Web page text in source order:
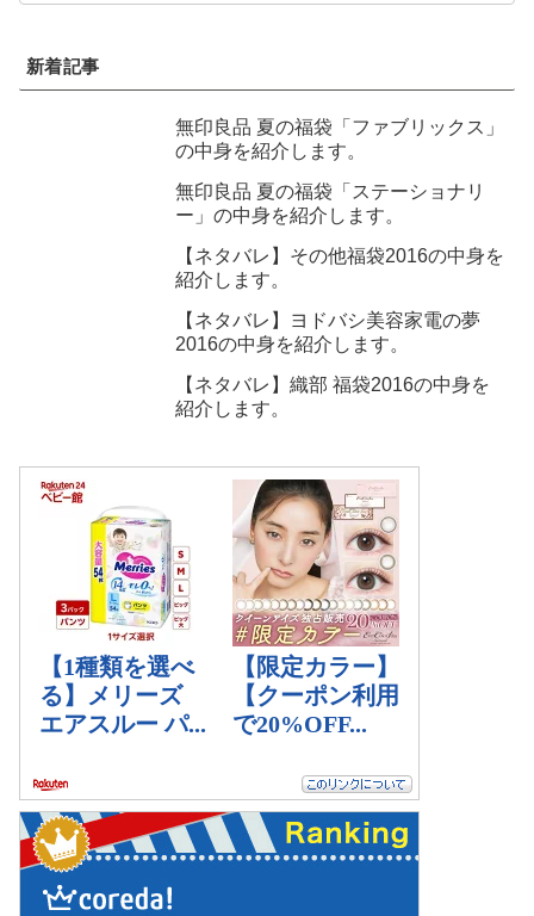
新着記事
無印良品 夏の福袋「ファブリックス」
の中身を紹介します。
無印良品 夏の福袋「ステーショナリ
ー」の中身を紹介します。
【ネタバレ】その他福袋2016の中身を
紹介します。
【ネタバレ】ヨドバシ美容家電の夢
2016の中身を紹介します。
【ネタバレ】織部 福袋2016の中身を
紹介します。